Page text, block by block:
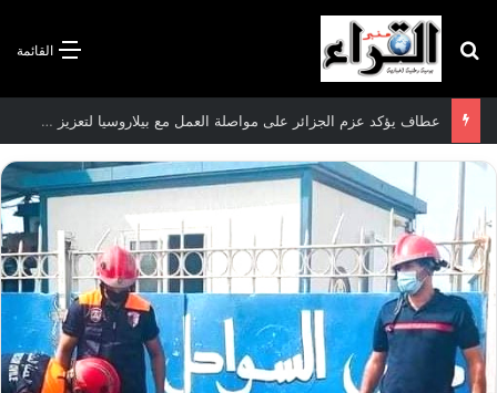
القائمة بحث عن
سعيود يشدد على إلزامية استكمال جميع عمليات تعويض متضرري حرائق الغابات قبل نهاية شهر أوت